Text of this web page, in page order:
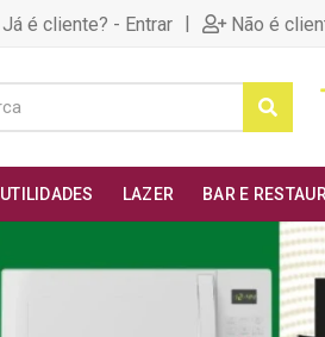
Já é cliente? - Entrar | Não é
UTILIDADES LAZER BAR E